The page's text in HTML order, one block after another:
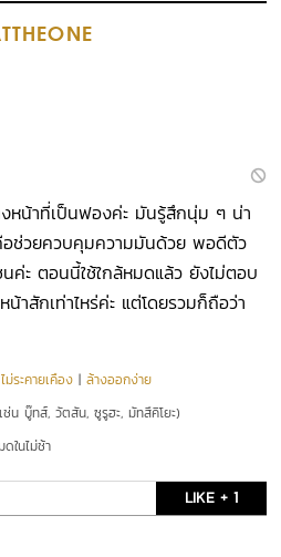
งหน้าที่เป็นฟองค่ะ มันรู้สึกนุ่ม ๆ น่า
อช่วยควบคุมความมันด้วย พอดีตัว
ค่ะ ตอนนี้ใช้ใกล้หมดแล้ว ยังไม่ตอบ
าสักเท่าไหร่ค่ะ แต่โดยรวมก็ถือว่า
ไม่ระคายเคือง |ล้างออกง่าย
น บู๊ทส์, วัตสัน, ซูรูฮะ, มัทสึคิโยะ)
ดในไม่ช้า
LIKE + 1